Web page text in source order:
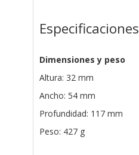
Especificaciones
Dimensiones y peso
Altura: 32 mm
Ancho: 54 mm
Profundidad: 117 mm
Peso: 427 g